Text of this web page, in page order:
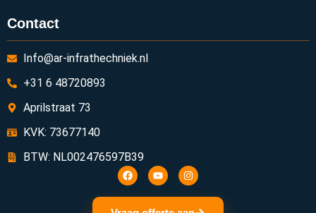
Contact
Info@ar-infrathechniek.nl
+31 6 48720893
Aprilstraat 73
KVK: 73677140
BTW: NL002476597B39